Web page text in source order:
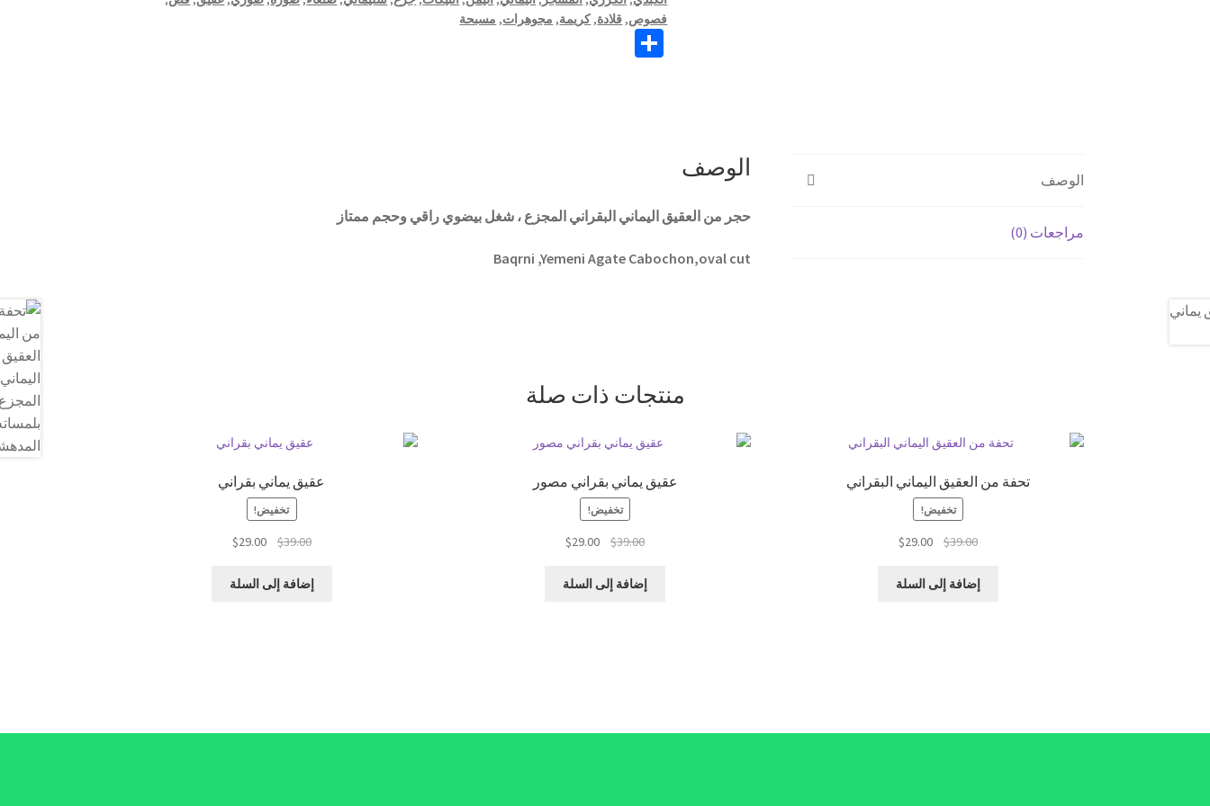
فصوص, قلادة,كريمة, مجوهرات, مسبحة
S
الوصف
مراجعات (0)
الوصف
حجر من العقيق اليماني البقراني المجزع ، شغل بيضوي راقي وحجم ممتاز
Baqrni ,Yemeni Agate Cabochon,oval cut
منتجات ذات صلة
تحفة من العقيق اليماني البقراني
تخفيض!
$39.00
السعر
هو:
$29.00 السعر
هو:إضافة إلى السلة
عقيق يماني بقراني مصور
تخفيض!
$39.00
السعر
هو:
$29.00 السعر
هو:إضافة إلى السلة
عقيق يماني بقراني
تخفيض!
$39.00
السعر
هو:
$29.00 السعر
هو:إضافة إلى السلة